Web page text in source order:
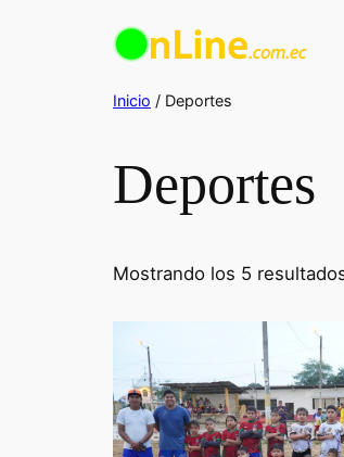
Inicio / Deportes
Deportes
Mostrando los 5